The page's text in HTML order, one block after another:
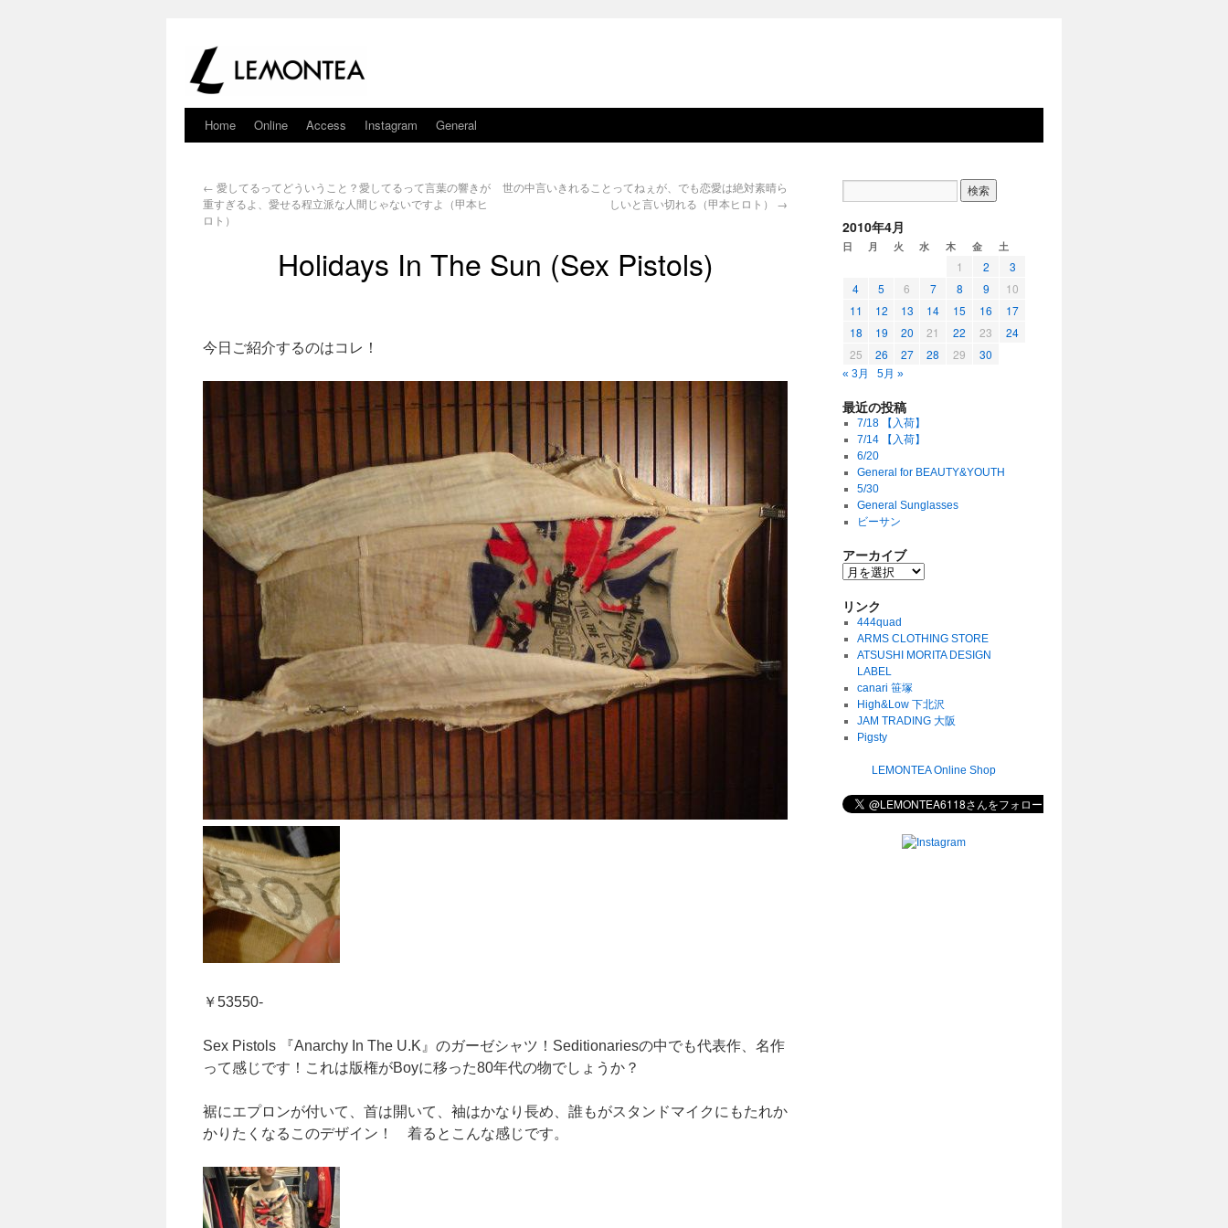
Home Online Access Instagram General
← 愛してるってどういうこと？愛してるって言葉の響きが
重すぎるよ、愛せる程立派な人間じゃないですよ（甲本ヒ
ロト）
世の中言いきれることってねぇが、でも恋愛は絶対素晴ら
しいと言い切れる（甲本ヒロト） →
Holidays In The Sun (Sex Pistols)
今日ご紹介するのはコレ！
￥53550-
Sex Pistols 『Anarchy In The U.K』のガーゼシャツ！Seditionariesの中でも代表作、名作
って感じです！これは版権がBoyに移った80年代の物でしょうか？
裾にエプロンが付いて、首は開いて、袖はかなり長め、誰もがスタンドマイクにもたれか
かりたくなるこのデザイン！ 着るとこんな感じです。
2010年4月
日 月 火 水 木 金 土
1 2
3
4
5 6 7 8 9
10
11
12 13 14 15 16
17
18
19 20 21 22 23
24
25
26 27 28 29 30
« 3月 5月 »
最近の投稿
7/18 【入荷】
7/14 【入荷】
6/20
General for BEAUTY&YOUTH
5/30
General Sunglasses
ビーサン
アーカイブ
リンク
444quad
ARMS CLOTHING STORE
ATSUSHI MORITA DESIGN
LABEL
canari 笹塚
High&Low 下北沢
JAM TRADING 大阪
Pigsty
LEMONTEA Online Shop